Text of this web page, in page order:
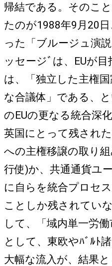
帰結である。そのこ
たのが1988年9月20
った「ブルージュ演
ッセージﾞは、EUが
は、「独立した主権
な合議体」である、
のEUの更なる統合深
英国にとって残され
への主権移譲の取り
行使)か、共通通貨ユ
に自らを統合プロセ
ことしか残されてい
して、「域内単一労
として、東欧やﾊﾞﾙﾄ
大幅な流入が、結果